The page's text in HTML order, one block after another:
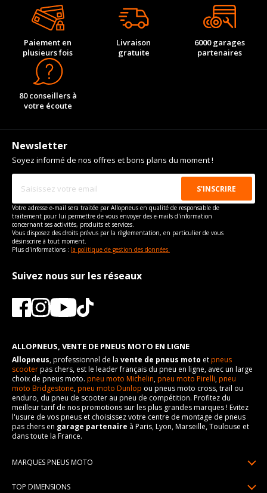
Paiement en
plusieurs fois
Livraison
gratuite
6000 garages
partenaires
80 conseillers à
votre écoute
Newsletter
Soyez informé de nos offres et bons plans du moment !
Votre adresse e-mail sera traitée par Allopneus en qualité de responsable de
traitement pour lui permettre de vous envoyer des e-mails d'information
concernant ses activités, produits et services.
Vous disposez des droits prévus par la règlementation, en particulier de vous
désinscrire à tout moment.
Plus d'informations : la politique de gestion des données.
Suivez nous sur les réseaux
ALLOPNEUS, VENTE DE PNEUS MOTO EN LIGNE
Allopneus, professionnel de la vente de pneus moto etpneus
scooterpas chers, est le leader français du pneu en ligne, avec un large
choix de pneus moto. pneu moto Michelin,pneu moto Pirelli,pneu
moto Bridgestone,pneu moto Dunlop ou pneus moto cross, trail ou
enduro, du pneu de scooter au pneu de compétition. Profitez du
meilleur tarif de nos promotions sur les plus grandes marques ! Evitez
l'usure de vos pneus et choisissez votre centre de montage de pneus
pas chers en garage partenaire à Paris, Lyon, Marseille, Toulouse et
dans toute la France.
MARQUES PNEUS MOTO
TOP DIMENSIONS